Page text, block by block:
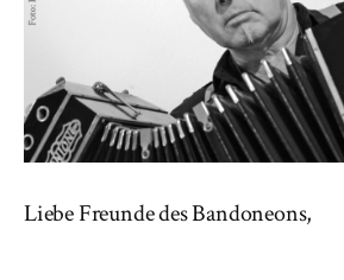
Liebe Freunde des Bandoneons,